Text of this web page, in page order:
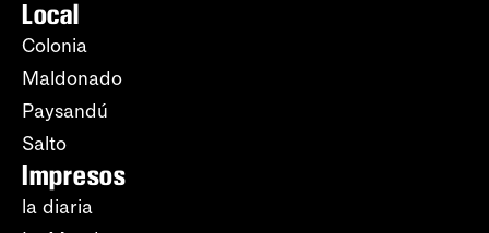
Local
Colonia
Maldonado
Paysandú
Salto
Impresos
la diaria